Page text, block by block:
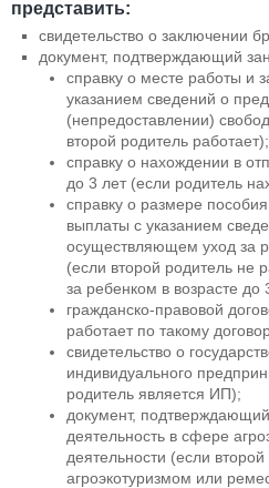
представить:
свидетельство о заключении
документ, подтверждающий
справку о месте работы и
указанием сведений о
(непредоставлении)
второй родитель работает);
справку о нахождении в
до 3 лет (если родитель
справку о размере
выплаты с указанием
осуществляющем уход за
(если второй родитель не
за ребенком в возрасте до
гражданско-правовой
работает по такому
свидетельство о
индивидуального
родитель является ИП);
документ,
деятельность в сфере
деятельности (если
агроэкотуризмом или